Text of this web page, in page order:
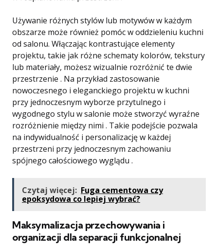
Używanie różnych stylów lub motywów w każdym
obszarze może również pomóc w oddzieleniu kuchni
od salonu. Włączając kontrastujące elementy
projektu, takie jak różne schematy kolorów, tekstury
lub materiały, możesz wizualnie rozróżnić te dwie
przestrzenie . Na przykład zastosowanie
nowoczesnego i eleganckiego projektu w kuchni
przy jednoczesnym wyborze przytulnego i
wygodnego stylu w salonie może stworzyć wyraźne
rozróżnienie między nimi . Takie podejście pozwala
na indywidualność i personalizację w każdej
przestrzeni przy jednoczesnym zachowaniu
spójnego całościowego wyglądu .
Czytaj więcej: Fuga cementowa czy
epoksydowa co lepiej wybrać?
Maksymalizacja przechowywania i
organizacji dla separacji funkcjonalnej